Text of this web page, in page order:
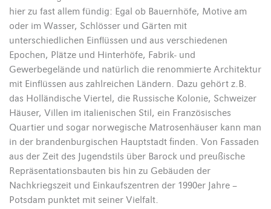
hier zu fast allem fündig: Egal ob Bauernhöfe, Motive am
oder im Wasser, Schlösser und Gärten mit
unterschiedlichen Einflüssen und aus verschiedenen
Epochen, Plätze und Hinterhöfe, Fabrik- und
Gewerbegelände und natürlich die renommierte Architektur
mit Einflüssen aus zahlreichen Ländern. Dazu gehört z.B.
das Holländische Viertel, die Russische Kolonie, Schweizer
Häuser, Villen im italienischen Stil, ein Französisches
Quartier und sogar norwegische Matrosenhäuser kann man
in der brandenburgischen Hauptstadt finden. Von Fassaden
aus der Zeit des Jugendstils über Barock und preußische
Repräsentationsbauten bis hin zu Gebäuden der
Nachkriegszeit und Einkaufszentren der 1990er Jahre –
Potsdam punktet mit seiner Vielfalt.